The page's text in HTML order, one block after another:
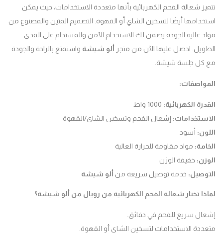
شعالة الفحم الكهربائية بأنها متعددة الاستخدامات، حيث يمكن
أيضًا لتسخين الشاي أو القهوة. التصميم المتين والمصنوع من
عالية الجودة يضمن لك الاستخدام الآمن والمستدام على المدى
احصل عليها الآن من متجر ألو شيشةواستمتع بالراحة والجودة
جلسة شيشة.
:
الكهربائية:1000 واط
:إشعال الفحم وتسخين الشاي/القهوة
:أسود
:مواد مقاومة للحرارة العالية
:خفيفة الوزن
:خدمة توصيل سريعة منألو شيشة
تختار شعالة الفحم الكهربائية من رويال من ألو شيشة؟
سريع للفحم في دقائق.
الاستخدامات لتسخين الشاي أو القهوة.